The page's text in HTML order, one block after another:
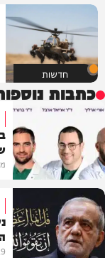
חדשות
כתבות
תוכן שיווקי